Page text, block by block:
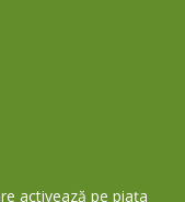
activează pe piața